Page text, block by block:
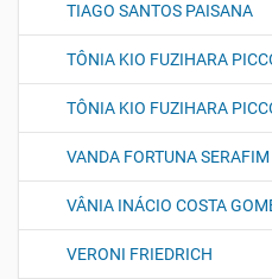
TIAGO SANTOS PAISANA
TÔNIA KIO FUZIHARA
TÔNIA KIO FUZIHARA
VANDA FORTUNA SERAFIM
VÂNIA INÁCIO COSTA
VERONI FRIEDRICH